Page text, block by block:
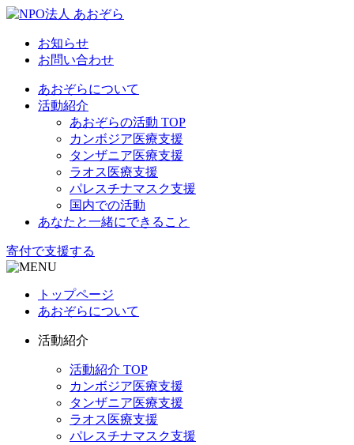
お知らせ
お問い合わせ
あおぞらについて
活動紹介
あおぞらの活動 TOP
カンボジア医療支援
タンザニア医療支援
ラオス医療支援
パレスチナマスク支援
国内での活動
あなたと一緒にできること
寄付で支援する
トップページ
あおぞらについて
活動紹介
活動紹介 TOP
カンボジア医療支援
タンザニア医療支援
ラオス医療支援
パレスチナマスク支援